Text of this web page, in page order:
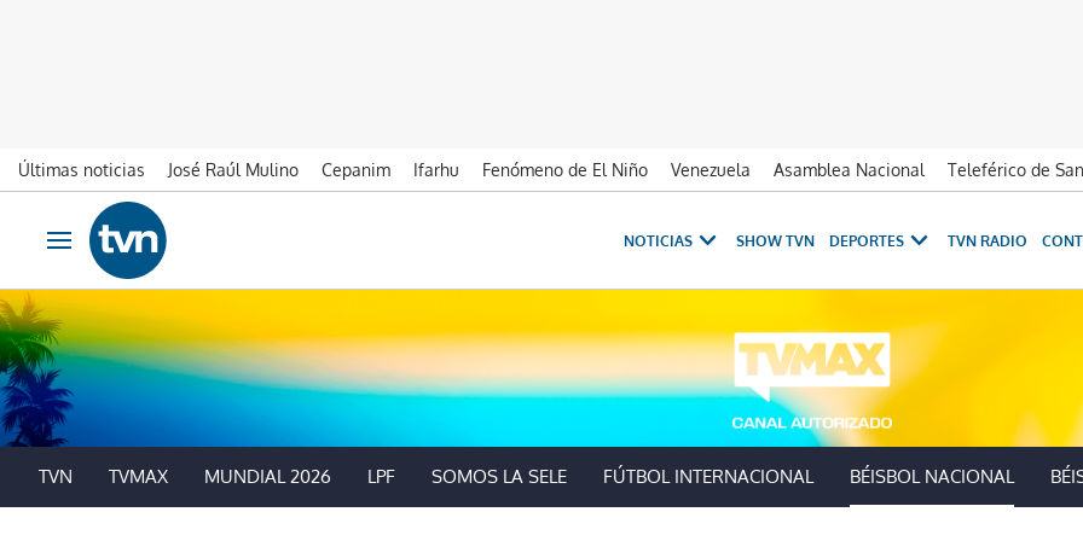
Últimas noticias José Raúl Mulino Cepanim Ifarhu Fenómeno de El Niño Venezuela Asamblea Nacional Teleférico de
Ir al contenido
Obrir navegació
NOTICIAS SHOW TVN DEPORTES TVN RADIO
TVN TVMAX MUNDIAL 2026 LPF SOMOS LA SELE FÚTBOL INTERNACIONAL BÉISBOL NACIONAL